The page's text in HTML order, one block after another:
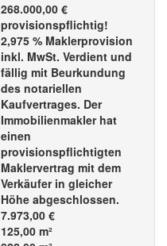
268.000,00 €
provisionspflichtig!
2,975 % Maklerprovision
inkl. MwSt. Verdient und
fällig mit Beurkundung
des notariellen
Kaufvertrages. Der
Immobilienmakler hat
einen
provisionspflichtigten
Maklervertrag mit dem
Verkäufer in gleicher
Höhe abgeschlossen.
7.973,00 €
125,00 m²